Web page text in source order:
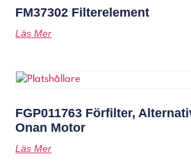
FM37302 Filterelement
Läs Mer
FGP011763 Förfilter,
Onan Motor
Läs Mer